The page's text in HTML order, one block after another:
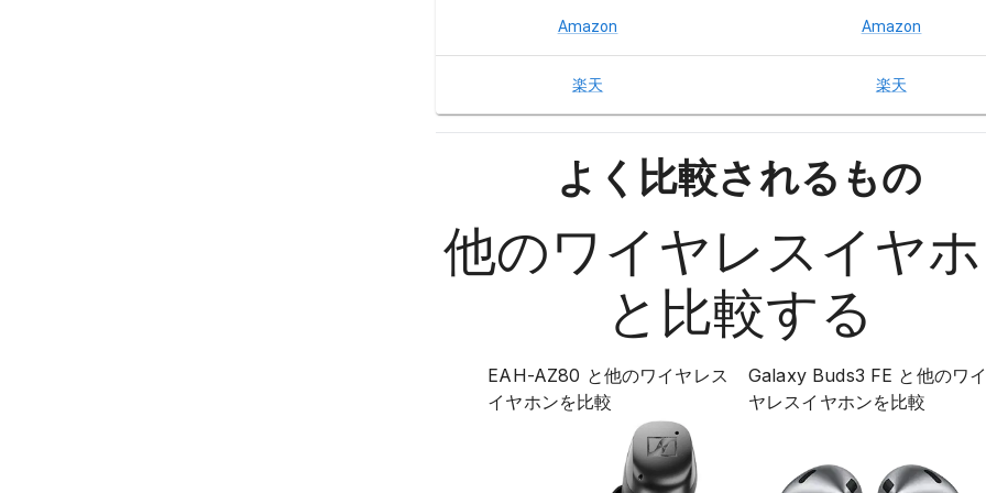
Amazon Amazon
楽天 楽天
よく比較されるもの
他のワイヤレスイヤ
と比較する
EAH-AZ80 と他のワイヤレス
イヤホンを比較
Galaxy Buds3 FE と他のワ
ヤレスイヤホンを比較